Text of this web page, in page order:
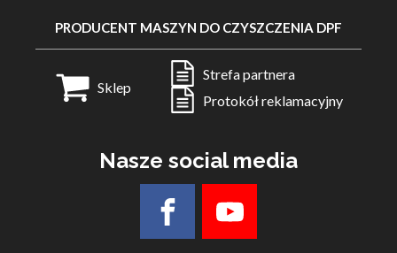
PRODUCENT MASZYN DO CZYSZCZENIA DPF
Sklep
Strefa partnera
Protokół reklamacyjny
Nasze social media